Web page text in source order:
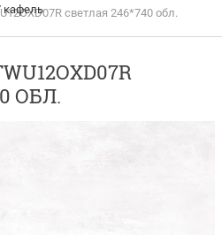
кафель светлая 246*740 обл.
ОБЛ.